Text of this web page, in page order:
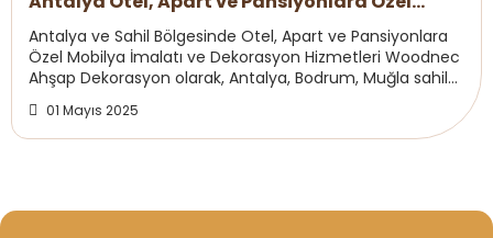
Mobilya İmalatı
Antalya ve Sahil Bölgesinde Otel, Apart ve Pansiyonlara
Özel Mobilya İmalatı ve Dekorasyon Hizmetleri Woodnec
Ahşap Dekorasyon olarak, Antalya, Bodrum, Muğla sahil
bandı ve çevresinde faaliyet göstere...
01 Mayıs 2025